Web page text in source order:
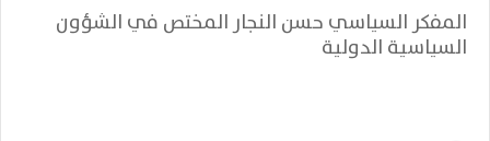
المفكر السياسي حسن النجار المختص في الشؤون
السياسية الدولية